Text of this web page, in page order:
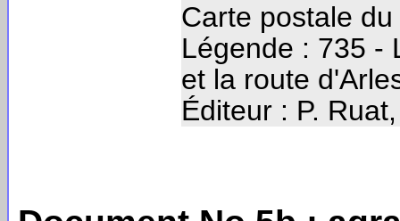
Carte postale
Légende : 735 -
et la route
Éditeur : P.